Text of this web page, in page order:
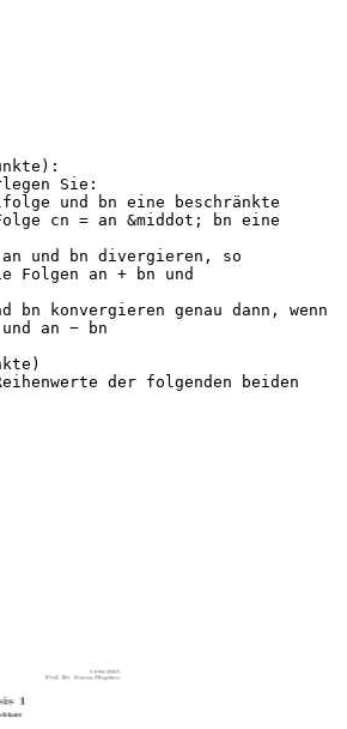
Sie:
und bn eine beschränkte
cn = an &middot; bn eine
an und bn divergieren, so
Folgen an + bn und
bn konvergieren genau dann, wenn
an − bn
der folgenden beiden